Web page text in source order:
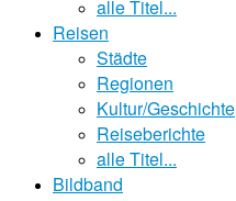
alle Titel...
Reisen
Städte
Regionen
Kultur/Geschichte
Reiseberichte
alle Titel...
Bildband